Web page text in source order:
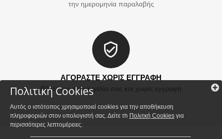
την ημερομηνία παραλαβής
ΑΓΟΡΑΣΤΕ ΧΩΡΙΣ ΕΓΓΡΑΦΗ
Βάλτε την παραγγελία σας και χωρίς εγγραφή
Πολιτική Cookies
Αυτός ο ιστότοπος χρησιμοποιεί cookies για την αποθήκευση
πληροφοριών στον υπολογιστή σας. Δείτε τh Πολιτκή Cookies για
περισσότερες λεπτομέρειες.